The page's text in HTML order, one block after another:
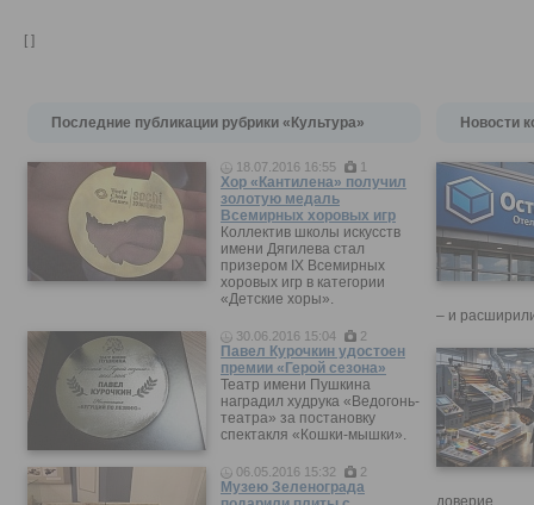
[ ]
Последние публикации рубрики «Культура»
18.07.2016 16:55 1
Хор «Кантилена» получил
золотую медаль
Всемирных хоровых игр
Коллектив школы искусств
имени Дягилева стал
призером IX Всемирных
хоровых игр в категории
«Детские хоры».
30.06.2016 15:04 2
Павел Курочкин удостоен
премии «Герой сезона»
Театр имени Пушкина
наградил худрука «Ведогонь-
театра» за постановку
спектакля «Кошки-мышки».
06.05.2016 15:32 2
Музею Зеленограда
Новости
– и
доверие.